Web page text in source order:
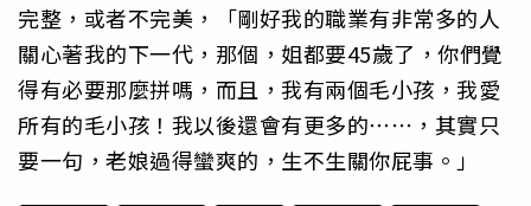
完整，或者不完美，「剛好我的職業有非常多的人
關心著我的下一代，那個，姐都要45歲了，你們覺
得有必要那麼拼嗎，而且，我有兩個毛小孩，我愛
所有的毛小孩！我以後還會有更多的⋯⋯，其實只
要一句，老娘過得蠻爽的，生不生關你屁事。」